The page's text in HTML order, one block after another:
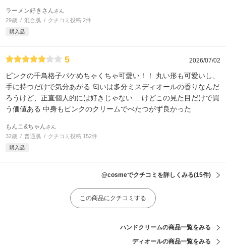
ラーメン好きさんさん
29歳 混合肌 クチコミ投稿 2件
購入品
5 2026/07/02
ピンクの千鳥格子パケめちゃくちゃ可愛い！！ 丸い形も可愛いし、
手に持つだけで気分あがる 匂いは多分ミスディオールの香りなんだ
ろうけど、正直個人的には好きじゃない… けどこの見た目だけで買
う価値ある 中身もピンクのクリームでべたつがず良かった
もんこ&ちゃんさん
32歳 普通肌 クチコミ投稿 152件
購入品
@cosmeでクチコミを詳しくみる(15件)
この商品にクチコミする
ハンドクリームの商品一覧をみる
ディオールの商品一覧をみる